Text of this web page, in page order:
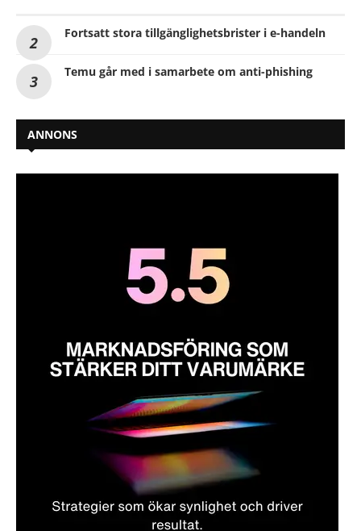
Fortsatt stora tillgänglighetsbrister i e-handeln
Temu går med i samarbete om anti-phishing
ANNONS